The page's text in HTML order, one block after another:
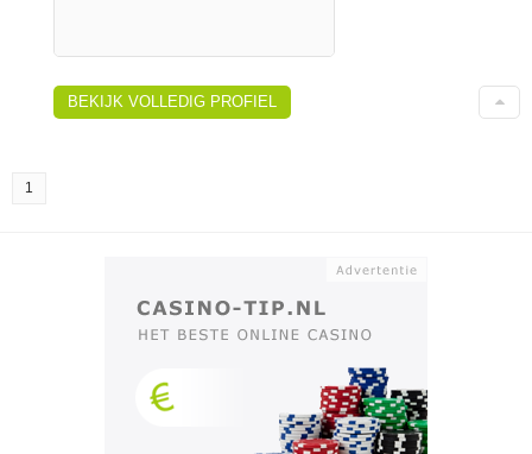
BEKIJK VOLLEDIG PROFIEL
1